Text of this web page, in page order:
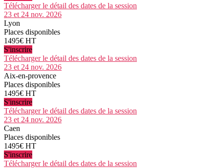
Télécharger le détail des dates de la session
23 et 24 nov. 2026
Lyon
Places disponibles
1495€ HT
S'inscrire
Télécharger le détail des dates de la session
23 et 24 nov. 2026
Aix-en-provence
Places disponibles
1495€ HT
S'inscrire
Télécharger le détail des dates de la session
23 et 24 nov. 2026
Caen
Places disponibles
1495€ HT
S'inscrire
Télécharger le détail des dates de la session